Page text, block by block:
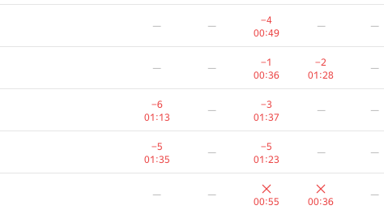
— —
−4
00:49
— —
— —
−1
00:36
−2
01:28
—
−6
01:13
—
−3
01:37
— —
−5
01:35
—
−5
01:23
— —
— —
00:55 00:36
—